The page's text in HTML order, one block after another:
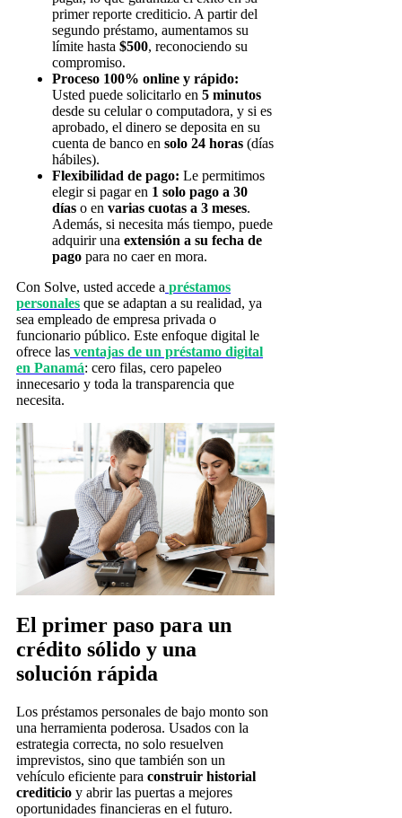
primer reporte crediticio. A partir del
segundo préstamo, aumentamos su
límite hasta $500, reconociendo su
compromiso.
Proceso 100% online y rápido:
Usted puede solicitarlo en 5 minutos
desde su celular o computadora, y si es
aprobado, el dinero se deposita en su
cuenta de banco en solo 24 horas (días
hábiles).
Flexibilidad de pago: Le permitimos
elegir si pagar en 1 solo pago a 30
días o en varias cuotas a 3 meses.
Además, si necesita más tiempo, puede
adquirir una extensión a su fecha de
pago para no caer en mora.
Con Solve, usted accede a préstamos
personales que se adaptan a su realidad, ya
sea empleado de empresa privada o
funcionario público. Este enfoque digital le
ofrece las ventajas de un préstamo digital
en Panamá: cero filas, cero papeleo
innecesario y toda la transparencia que
necesita.
El primer paso para un
crédito sólido y una
solución rápida
Los préstamos personales de bajo monto son
una herramienta poderosa. Usados con la
estrategia correcta, no solo resuelven
imprevistos, sino que también son un
vehículo eficiente para construir historial
crediticio y abrir las puertas a mejores
oportunidades financieras en el futuro.